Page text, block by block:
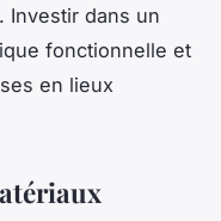
Investir dans un
fonctionnelle et
en lieux